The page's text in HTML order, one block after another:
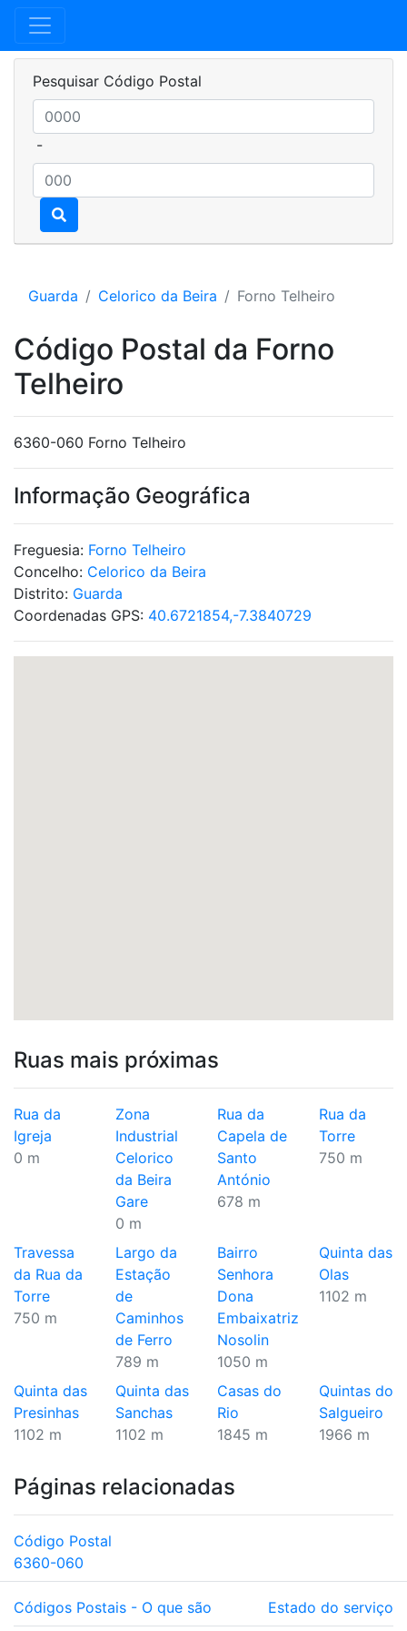
Pesquisar Código Postal
-
Guarda Celorico da Beira Forno Telheiro
Código Postal da Forno
Telheiro
6360-060 Forno Telheiro
Informação Geográfica
Freguesia: Forno Telheiro
Concelho: Celorico da Beira
Distrito: Guarda
Coordenadas GPS: 40.6721854,-7.3840729
Ruas mais próximas
Rua da
Igreja
0 m
Zona
Industrial
Celorico
da Beira
Gare
0 m
Rua da
Capela de
Santo
António
678 m
Rua da
Torre
750 m
Travessa
da Rua da
Torre
750 m
Largo da
Estação
de
Caminhos
de Ferro
789 m
Bairro
Senhora
Dona
Embaixatriz
Nosolin
1050 m
Quinta das
Olas
1102 m
Quinta das
Presinhas
1102 m
Quinta das
Sanchas
1102 m
Casas do
Rio
1845 m
Quintas do
Salgueiro
1966 m
Páginas relacionadas
Código Postal
6360-060
Códigos Postais - O que são Estado do serviço